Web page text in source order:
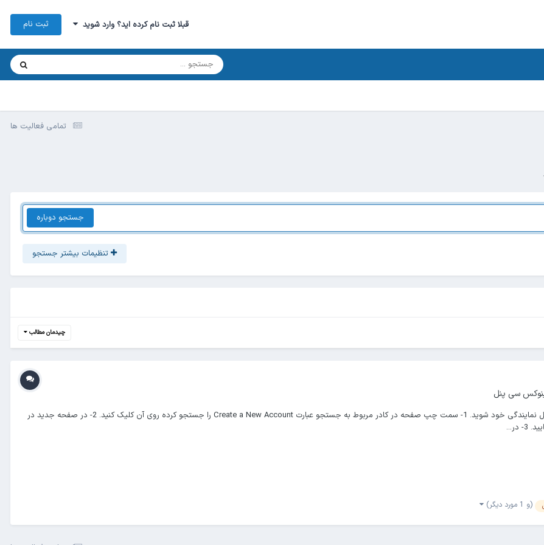
قبلا ثبت نام کرده اید؟ وارد شوید ثبت نام
تمامی فعالیت ها
جستجو دوباره
تنظیمات بیشتر جستجو
چیدمان مطالب
سی پنل
ایجاد هاست در نمایندگی برای ایجاد یک هاست جدید وارد کنترل پنل نمایندگی خود شوید. 1- سمت چپ صفحه در کادر مربوط به جستجو عبارت Create a New Account را جستجو کرده روی آن کلیک کنید. 2- در صفحه جدید در
(و 1 مورد دیگر)